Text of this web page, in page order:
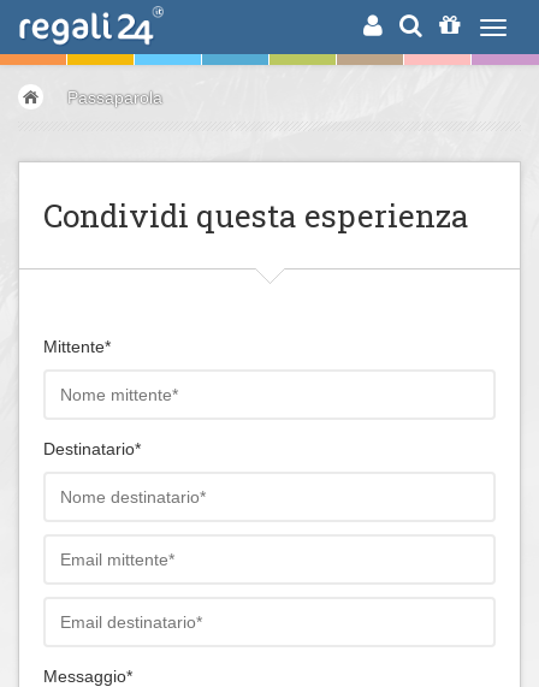
RICERCA
Passaparola
Condividi questa esperienza
Mittente*
Destinatario*
Messaggio*